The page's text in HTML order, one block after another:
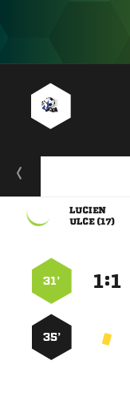

 
:
31’
35’